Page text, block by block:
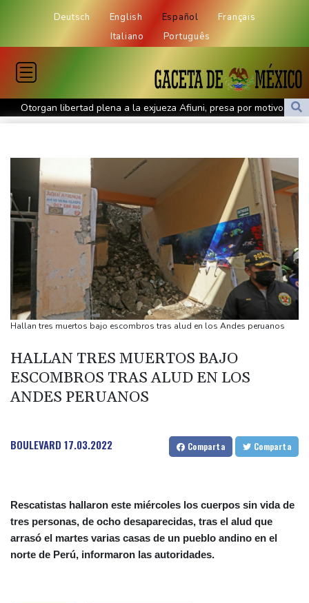
Deutsch English Español
Français
Italiano
Português
Otorgan libertad plena a la exjueza Afiuni, presa por motivos
políticos en Venezuela
combates del nuevo gobierno de Colombia
El tifón Dolphin se debilita, pero interrumpe el transporte en el
este de China
El sindicato de prensa venezolano denuncia una agresión a una
periodista en el inicio del diálogo político
La deforestación en la Amazonía brasileña registró un nuevo
récord mínimo
Tifón Dolphin se debilita pero interrumpe el transporte en el este
de China
18 días
Fonseca pierde y Latinoamérica se queda sin presencia en el
Abierto de Canadá
Miles marchan en Argentina en el día de San Cayetano, patrono
Hallan tres muertos bajo escombros tras alud en los Andes peruanos
HALLAN TRES MUERTOS BAJO
ESCOMBROS TRAS ALUD EN LOS
ANDES PERUANOS
BOULEVARD 17.03.2022 Comparta Comparta
Rescatistas hallaron este miércoles los cuerpos sin vida de
tres personas, de ocho desaparecidas, tras el alud que
arrasó el martes varias casas de un pueblo andino en el
norte de Perú, informaron las autoridades.